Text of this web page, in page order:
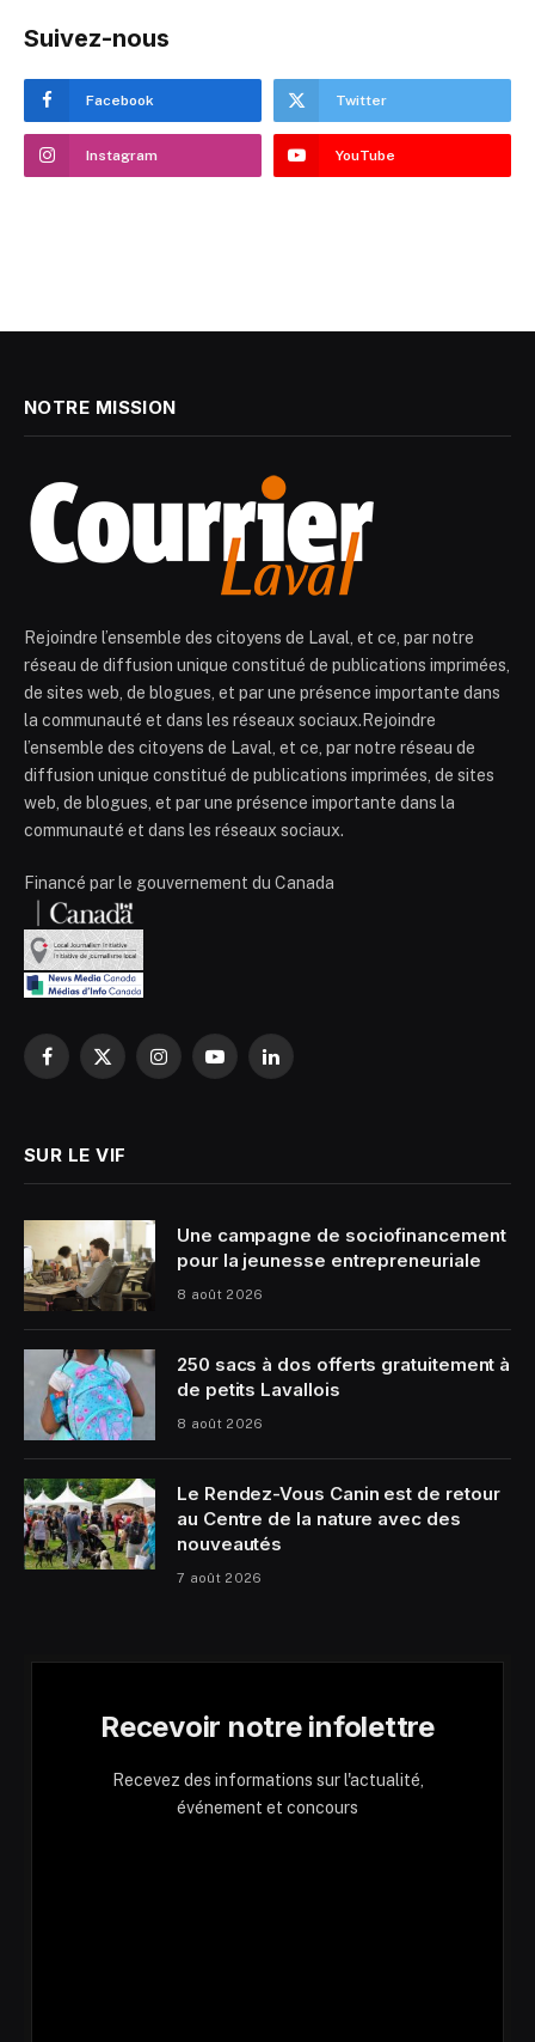
Suivez-nous
Facebook Twitter
Instagram YouTube
NOTRE MISSION
Rejoindre l’ensemble des citoyens de Laval, et ce, par notre
réseau de diffusion unique constitué de publications imprimées,
de sites web, de blogues, et par une présence importante dans
la communauté et dans les réseaux sociaux.Rejoindre
l’ensemble des citoyens de Laval, et ce, par notre réseau de
diffusion unique constitué de publications imprimées, de sites
web, de blogues, et par une présence importante dans la
communauté et dans les réseaux sociaux.
Financé par le gouvernement du Canada
Facebook
X
InstagramYouTubeLinkedIn
SUR LE VIF
Une campagne de sociofinancement
pour la jeunesse entrepreneuriale
8 août 2026
250 sacs à dos offerts gratuitement à
de petits Lavallois
8 août 2026
Le Rendez-Vous Canin est de retour
au Centre de la nature avec des
nouveautés
7 août 2026
Recevoir notre infolettre
Recevez des informations sur l'actualité,
événement et concours